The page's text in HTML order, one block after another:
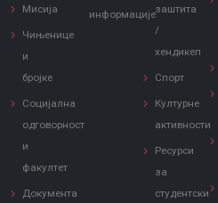
Мисија
Чињенице
и
бројке
Социјална
одговорност
и
факултет
Документа
информацијезаштита
/
хендикеп
Спорт
Културне
активности
Ресурси
за
студентски